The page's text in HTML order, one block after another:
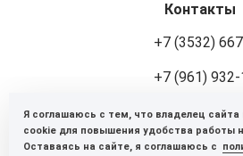
Контакты
+7 (3532)
+7 (961) 932-
460048, г. Оренбург, ул.
Я соглашаюсь с тем, что владелец сайта
cookie для повышения удобства работы
Оставаясь на сайте, я соглашаюсь с